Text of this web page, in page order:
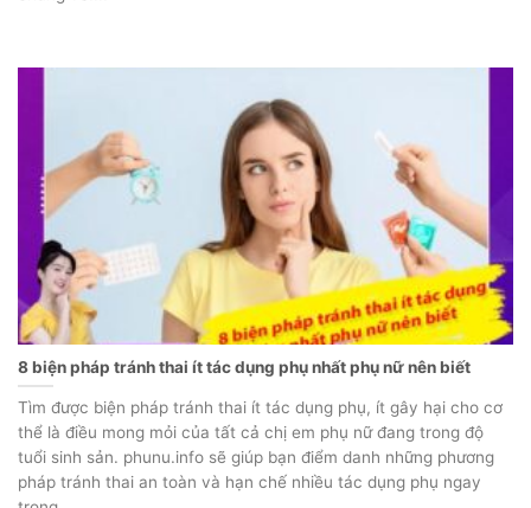
8 biện pháp tránh thai ít tác dụng phụ nhất phụ nữ nên biết
Tìm được biện pháp tránh thai ít tác dụng phụ, ít gây hại cho cơ
thể là điều mong mỏi của tất cả chị em phụ nữ đang trong độ
tuổi sinh sản. phunu.info sẽ giúp bạn điểm danh những phương
pháp tránh thai an toàn và hạn chế nhiều tác dụng phụ ngay